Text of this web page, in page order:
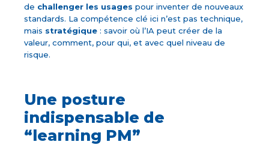
de challenger les usages pour inventer de nouveaux
standards. La compétence clé ici n’est pas technique,
mais stratégique : savoir où l’IA peut créer de la
valeur, comment, pour qui, et avec quel niveau de
risque.
Une posture
indispensable de
“learning PM”